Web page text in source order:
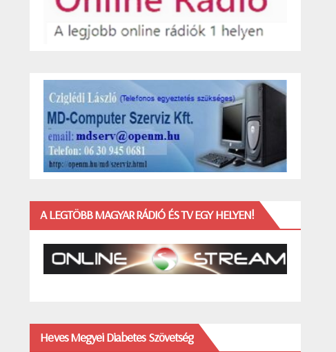
A LEGTÖBB MAGYAR RÁDIÓ ÉS TV EGY HELYEN!
Heves Megyei Diabetes Szövetség